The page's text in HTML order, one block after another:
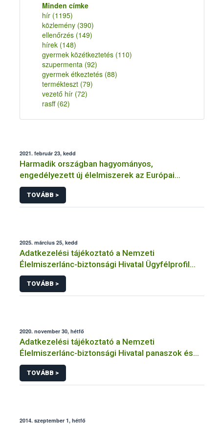
Minden címke
hír (1195)
közlemény (390)
ellenőrzés (149)
hírek (148)
gyermek közétkeztetés (110)
szupermenta (92)
gyermek étkeztetés (88)
termékteszt (79)
vezető hír (72)
rasff (62)
2021. február 23, kedd
Harmadik országban hagyományos,
engedélyezett új élelmiszerek az Európai
Unióban
TOVÁBB >
2025. március 25, kedd
Adatkezelési tájékoztató a Nemzeti
Élelmiszerlánc-biztonsági Hivatal Ügyfélprofil
Rendszerben kistermelői tevékenység
témakörben intézhető közhatalmi eljárásaihoz
kapcsolódó adatkezeléséhez
TOVÁBB >
2020. november 30, hétfő
Adatkezelési tájékoztató a Nemzeti
Élelmiszerlánc-biztonsági Hivatal panaszok és
közérdekű bejelentések kezeléséhez
kapcsolódó adatkezeléséhez
TOVÁBB >
2014. szeptember 1, hétfő